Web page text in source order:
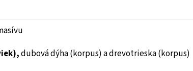
dubová dýha (korpus) a drevotrieska (korpus)